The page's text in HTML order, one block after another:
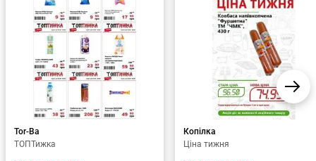
Tor-Ba
ТОПТижка
Копілка
Ціна тижня